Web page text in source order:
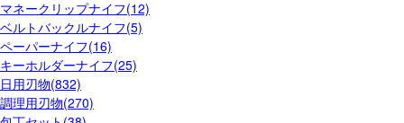
マネークリップナイフ(12)
ベルトバックルナイフ(5)
ペーパーナイフ(16)
キーホルダーナイフ(25)
日用刃物(832)
調理用刃物(270)